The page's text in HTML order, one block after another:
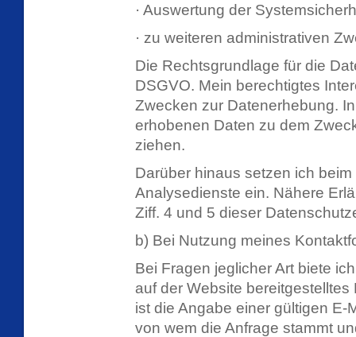
· Auswertung der
· zu weiteren administrativen
Die Rechtsgrundlage für die
DSGVO. Mein berechtigtes
Zwecken zur Datenerhebung.
erhobenen Daten zu dem
ziehen.
Darüber hinaus setzen ich
Analysedienste ein. Nähere
Ziff. 4 und 5 dieser
b) Bei Nutzung meines
Bei Fragen jeglicher Art biete
auf der Website
ist die Angabe einer gültigen E-
von wem die Anfrage stammt